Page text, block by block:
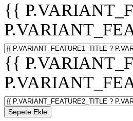
{{
{{
Sepete Ekle